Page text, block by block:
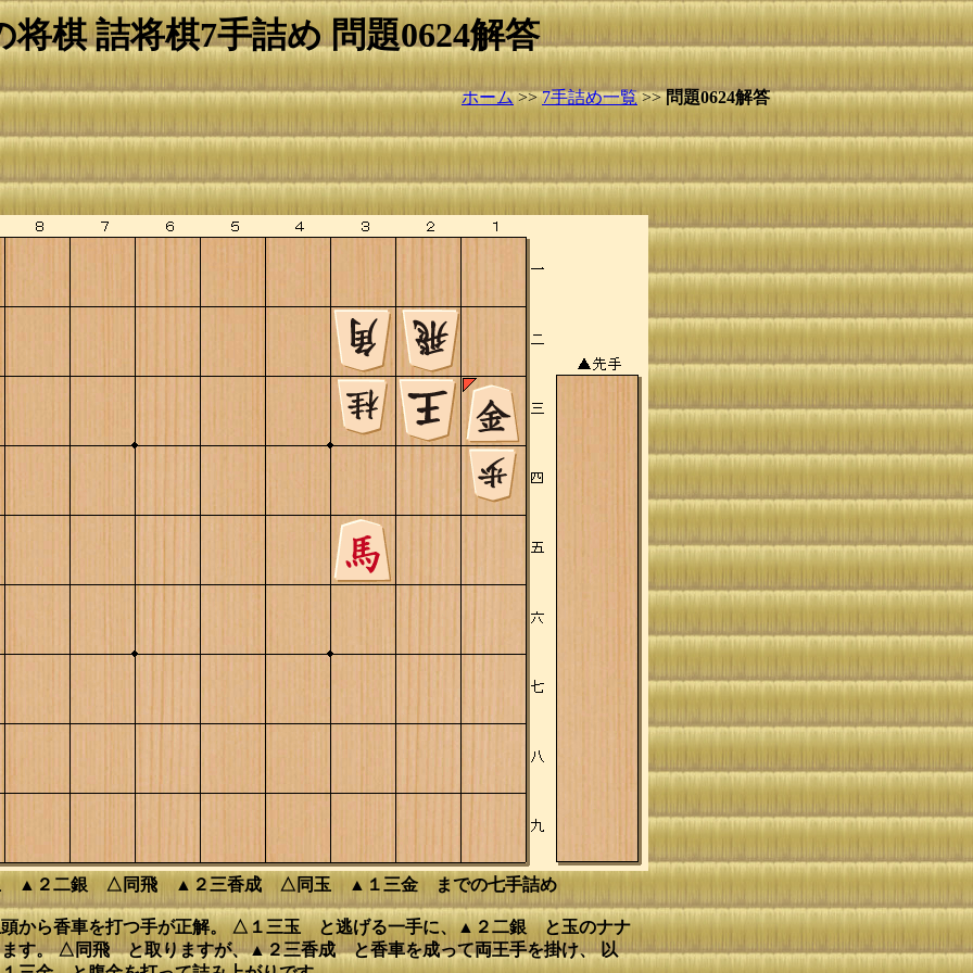
将棋 詰将棋7手詰め 問題0624解答
ホーム>>7手詰め一覧>>問題0624解答
▲２二銀 △同飛 ▲２三香成 △同玉 ▲１三金 までの七手詰め
から香車を打つ手が正解。 △１三玉 と逃げる一手に、▲２二銀 と玉のナナ
ます。 △同飛 と取りますが、▲２三香成 と香車を成って両王手を掛け、 以